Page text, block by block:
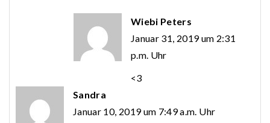
Wiebi Peters
Januar 31, 2019 um 2:31
p.m. Uhr
<3
Sandra
Januar 10, 2019 um 7:49 a.m. Uhr